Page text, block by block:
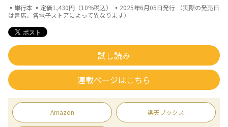
▪単行本 ▪定価1,430円（10%税込） ▪2025年6月05日発行 （実際の発売日
は書店、各電子ストアによって異なります）
試し読み
連載ページはこちら
Amazon 楽天ブックス